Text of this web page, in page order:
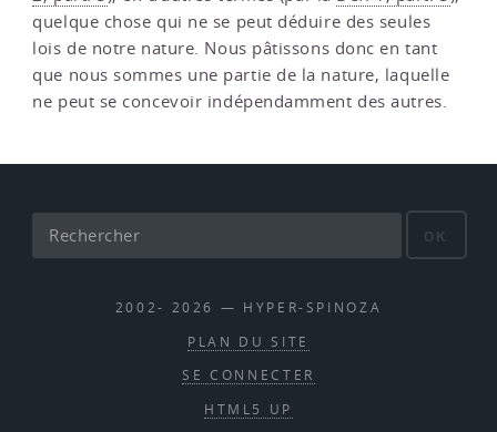
quelque chose qui ne se peut déduire des seules
lois de notre nature. Nous pâtissons donc en tant
que nous sommes une partie de la nature, laquelle
ne peut se concevoir indépendamment des autres.
OK
2002- 2026 — HYPER-SPINOZA
PLAN DU SITE
SE CONNECTER
HTML5 UP